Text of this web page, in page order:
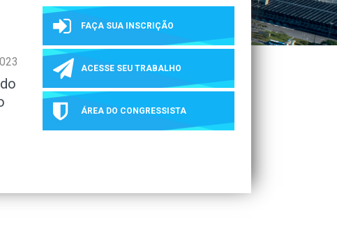
FAÇA SUA INSCRIÇÃO
ACESSE SEU TRABALHO
ÁREA DO CONGRESSISTA